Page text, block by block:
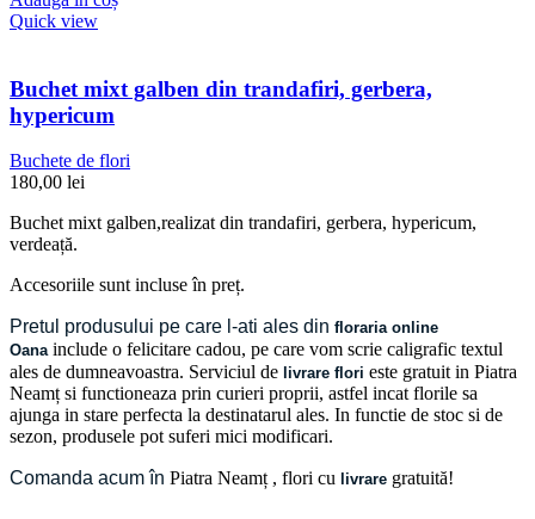
Quick view
Buchet mixt galben din trandafiri, gerbera,
hypericum
Buchete de flori
180,00 lei
Buchet mixt galben,realizat din trandafiri, gerbera, hypericum,
verdeață.
Accesoriile sunt incluse în preț.
Pretul produsului pe care l-ati ales din floraria online
Oanainclude o felicitare cadou, pe care vom scrie caligrafic textul
ales de dumneavoastra. Serviciul de livrare flori este gratuit in Piatra
Neamț si functioneaza prin curieri proprii, astfel incat florile sa
ajunga in stare perfecta la destinatarul ales. In functie de stoc si de
sezon, produsele pot suferi mici modificari.
Comanda acum în Piatra Neamț, flori cu livrare gratuită!